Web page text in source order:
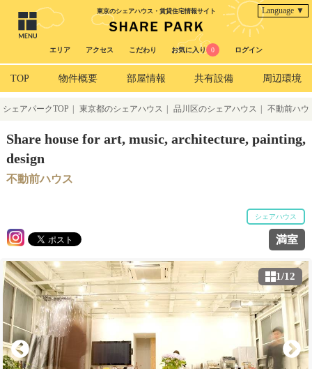
東京のシェアハウス・賃貸住宅情報サイト Language ▼
エリア アクセス こだわり お気に入り 0 ログイン
TOP 物件概要 部屋情報 共有設備 周辺環境
シェアパークTOP 東京都のシェアハウス 品川区のシェアハウス 不動前ハウ
Share house for art, music, architecture, painting,
design
不動前ハウス
シェアハウス
満室
1/12